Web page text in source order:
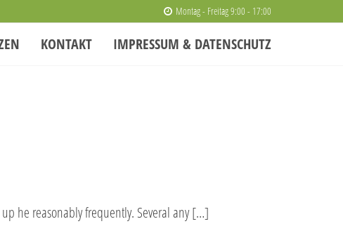
Montag - Freitag 9:00 - 17:00
KONTAKT IMPRESSUM & DATENSCHUTZ
he reasonably frequently. Several any […]